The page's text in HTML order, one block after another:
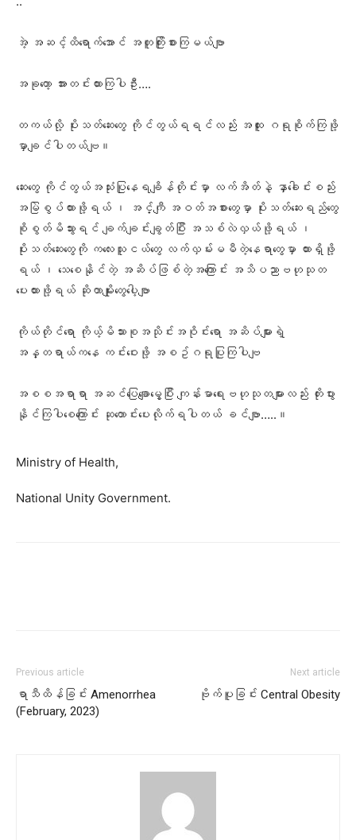
အဲ့ အဆင့်ထိရောက်အောင် အတူကြိုးစားကြမယ်ဗျာ
အခုတော့ အားတင်းထားကြပါဦး….
တကယ်လို့ ပိုးသတ်ဆေးတွေ ကိုင်တွယ်ရရင်လည်း အထူး ဂရုစိုက်ကြဖို့
မှာချင်ပါတယ်ဗျ။
ဆေးတွေ ကိုင်တွယ်အသုံးပြုနေရချိန်တိုင်းမှာ လက်အိတ်နဲ့ နှာခေါင်းစည်း
အမြဲစွပ်ထားဖို့ရယ် ၊ အင်္ကျီ အဝတ်အစားတွေမှာ ပိုးသတ်ဆေးရည်တွေ
စိုစွတ်မိသွားရင် ချက်ချင်းချွတ်ပြီး အသစ်လဲလှယ်ဖို့ရယ် ၊
ပိုးသတ်ဆေးတွေကို ကလေးသူငယ်တွေ လက်လှမ်းမမီတဲ့နေရာတွေမှာ ထားရှိဖို့
ရယ် ၊ သေစေနိုင်တဲ့ အဆိပ်ဖြစ်တဲ့အကြောင်း အသိပညာဗဟုသုတ
ပေးထားဖို့ရယ် ဆိုတာမျိုးတွေပေါ့ဗျာ
ကိုယ်တိုင်ရော ကိုယ့်မိသားစုအသိုင်းအဝိုင်းရော အဆိပ်များရဲ့
အန္တရာယ်ကနေ ကင်းဝေးဖို့ အစဥ်ဂရုပြုကြပါဗျ
အစစအရာရာ အဆင်ပြေချောမွေ့ပြီး ကျန်းမာရေးဗဟုသုတများလည်း တိုးပွား
နိုင်ကြပါစေကြောင်း ဆုတောင်းပေးလိုက်ရပါတယ် ခင်ဗျာ…..။
Ministry of Health,
National Unity Government.
Previous article
ရာသီထိန်ခြင်း Amenorrhea
(February, 2023)
Next article
ဗိုက်ပူခြင်း Central Obesity